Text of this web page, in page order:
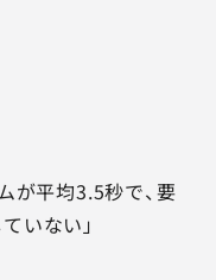
が平均3.5秒で、要
いない」